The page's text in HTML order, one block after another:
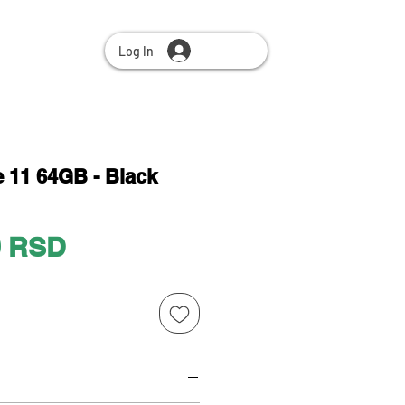
Log In
11 64GB - Black
RSDPrice